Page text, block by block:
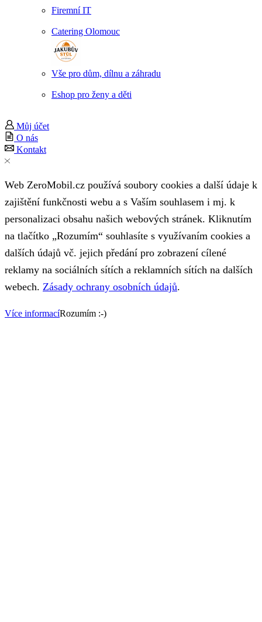
Firemní IT
Catering Olomouc
Vše pro dům, dílnu a záhradu
Eshop pro ženy a děti
Můj účet
O nás
Kontakt
Web ZeroMobil.cz používá soubory cookies a další údaje k
zajištění funkčnosti webu a s Vaším souhlasem i mj. k
personalizaci obsahu našich webových stránek. Kliknutím
na tlačítko „Rozumím“ souhlasíte s využívaním cookies a
dalších údajů vč. jejich předání pro zobrazení cílené
reklamy na sociálních sítích a reklamních sítích na dalších
webech. Zásady ochrany osobních údajů.
Více informacíRozumím :-)